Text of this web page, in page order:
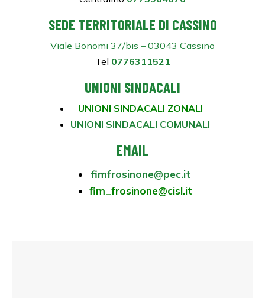
SEDE TERRITORIALE DI CASSINO
Viale Bonomi 37/bis – 03043 Cassino
Tel 0776311521
UNIONI SINDACALI
UNIONI SINDACALI ZONALI
UNIONI SINDACALI COMUNALI
EMAIL
fimfrosinone@pec.it
fim_frosinone@cisl.it